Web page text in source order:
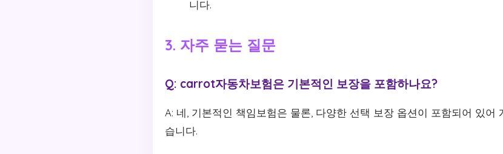
니다.
3. 자주 묻는 질문
Q: carrot자동차보험은 기본적인 보장을 포함하나요?
A: 네, 기본적인 책임보험은 물론, 다양한 선택 보장 옵션이 포함되어 있어
습니다.